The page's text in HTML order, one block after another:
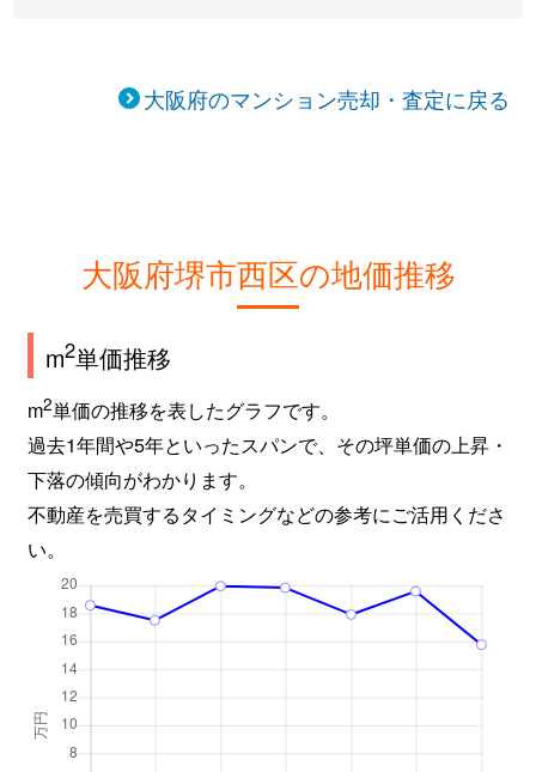
大阪府のマンション売却・査定に戻る
大阪府堺市西区の地価推移
m2単価推移
m2単価の推移を表したグラフです。
過去1年間や5年といったスパンで、その坪単価の上昇・
下落の傾向がわかります。
不動産を売買するタイミングなどの参考にご活用くださ
い。